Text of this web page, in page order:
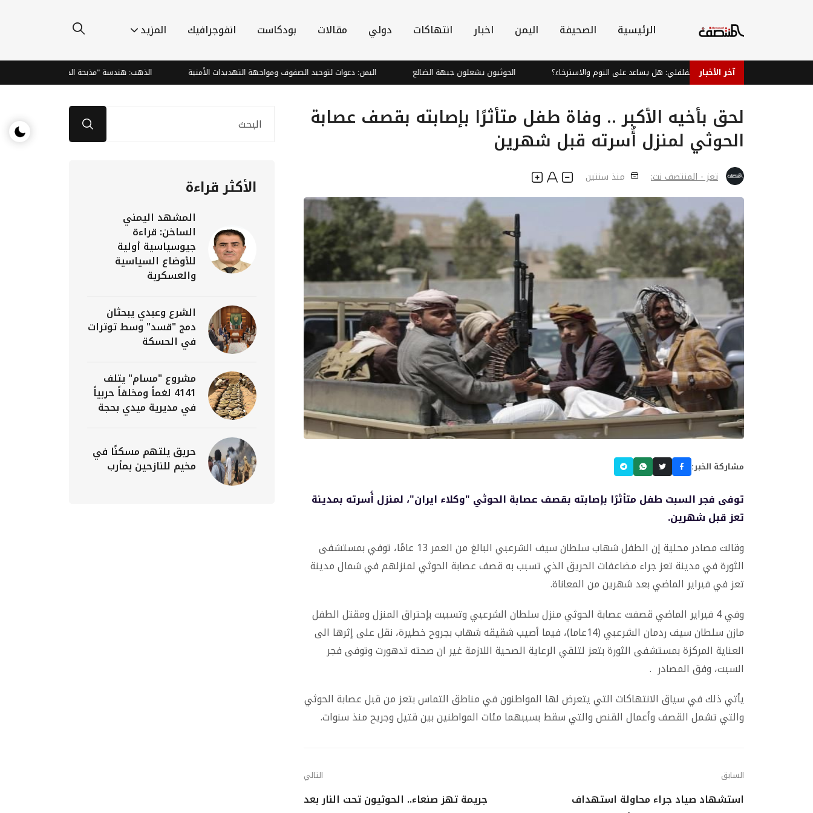
الرئيسية الصحيفة اليمن اخبار انتهاكات دولي مقالات بودكاست انفوجرافيك المزيد
آخر الأخبار
شاي النعناع الفلفلي: هل يساعد على النوم والاسترخاء؟ الحوثيون يشعلون جبهة الضالع اليمن: دعوات لتوحيد الصفوف ومواجهة التهديدات الأمنية الذهب: هندسة "مذبحة الدببة" وصعود صاروخي
لحق بأخيه الأكبر .. وفاة طفل متأثرًا بإصابته بقصف عصابة
الحوثي لمنزل أُسرته قبل شهرين
تعز - المنتصف نت: منذ سنتين
مشاركة الخبر:
توفى فجر السبت طفل متأثرًا بإصابته بقصف عصابة الحوثي "وكلاء ايران"، لمنزل أُسرته بمدينة
تعز قبل شهرين.
وقالت مصادر محلية إن الطفل شهاب سلطان سيف الشرعبي البالغ من العمر 13 عامًا، توفي بمستشفى
الثورة في مدينة تعز جراء مضاعفات الحريق الذي تسبب به قصف عصابة الحوثي لمنزلهم في شمال مدينة
تعز في فبراير الماضي بعد شهرين من المعاناة.
وفي 4 فبراير الماضي قصفت عصابة الحوثي منزل سلطان الشرعبي وتسببت بإحتراق المنزل ومقتل الطفل
مازن سلطان سيف ردمان الشرعبي (14عاما)، فيما أصيب شقيقه شهاب بجروح خطيرة، نقل على إثرها الى
العناية المركزة بمستشفى الثورة بتعز لتلقي الرعاية الصحية اللازمة غير ان صحته تدهورت وتوفى فجر
السبت، وفق المصادر .
يأتي ذلك في سياق الانتهاكات التي يتعرض لها المواطنون في مناطق التماس بتعز من قبل عصابة الحوثي
والتي تشمل القصف وأعمال القنص والتي سقط بسببهما مئات المواطنين بين قتيل وجريح منذ سنوات.
السابق
استشهاد صياد جراء محاولة استهداف
التالي
جريمة تهز صنعاء.. الحوثيون تحت النار بعد
الأكثر قراءة
المشهد اليمني
الساخن: قراءة
جيوسياسية أولية
للأوضاع السياسية
والعسكرية
الشرع وعبدي يبحثان
دمج "قسد" وسط توترات
في الحسكة
مشروع "مسام" يتلف
4141 لغماً ومخلفاً حربياً
في مديرية ميدي بحجة
حريق يلتهم مسكنًا في
مخيم للنازحين بمأرب